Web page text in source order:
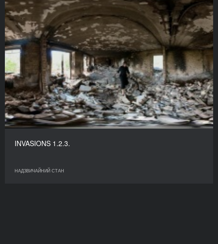
INVASIONS 1.2.3.
НАДЗВИЧАЙНИЙ СТАН